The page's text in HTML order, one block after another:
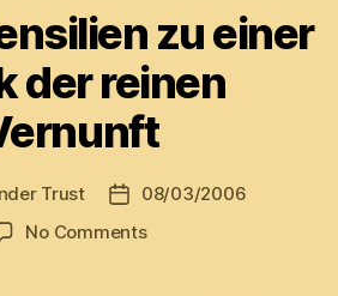
zu einer
der reinen
Trust
Post08/03/2006
No Commentson